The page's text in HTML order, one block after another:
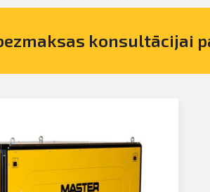
konsultācijai
BV
230v